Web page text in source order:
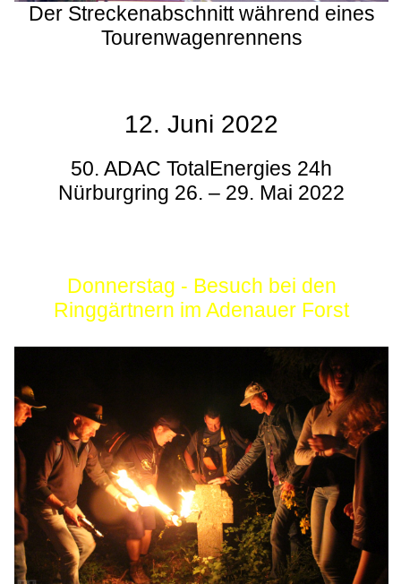
Der Streckenabschnitt während eines
Tourenwagenrennens
12. Juni 2022
50. ADAC TotalEnergies 24h
Nürburgring 26. – 29. Mai 2022
Donnerstag - Besuch bei den
Ringgärtnern im Adenauer Forst